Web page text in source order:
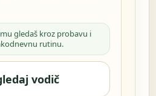
gledaš kroz probavu i
rutinu.
vodič